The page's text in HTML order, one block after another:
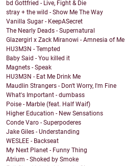
bd Gottfried - Live, Fight & Die
stray + the wild - Show Me The Way
Vanilla Sugar - KeepASecret
The Nearly Deads - Supernatural
Glazergirl x Zack Miranowi - Amnesia of Me
HU3M3N - Tempted
Baby Said - You killed it
Magnets - Speak
HU3M3N - Eat Me Drink Me
Maudlin Strangers - Don't Worry, I'm Fine
What's Important - dumbass
Poise - Marble (feat. Half Waif)
Higher Education - New Sensations
Conde Varo - Superpoderes
Jake Giles - Understanding
WESLEE - Backseat
My Next Planet - Funny Thing
Atrium - Shoked by Smoke